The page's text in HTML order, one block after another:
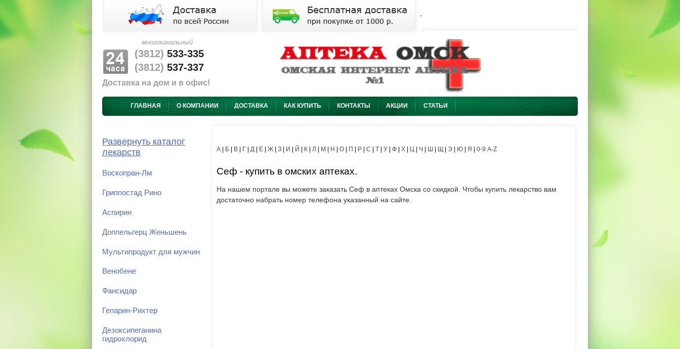
многоканальный
(3812) 533-335
(3812) 537-337
Доставка на дом и в офис!
ГЛАВНАЯ О КОМПАНИИ ДОСТАВКА КАК КУПИТЬ КОНТАКТЫ АКЦИИ СТАТЬИ
Развернуть каталог
лекарств
Воскопран-Лм
Гриппостад Рино
Аспирин
Доппельгерц Женьшень
Мультипродукт для мужчин
Венобене
Фансидар
Гепарин-Рихтер
Дезоксипеганина
гидрохлорид
А Б В Г Д Е Ж З И Й К Л М Н О П Р С Т У Ф Х Ц Ч Ш Щ Э Ю Я 0-9 A-Z
Сеф - купить в омских аптеках.
На нашем портале вы можете заказать Сеф в аптеках Омска со скидкой. Чтобы купить лекарство вам
достаточно набрать номер телефона указанный на сайте.